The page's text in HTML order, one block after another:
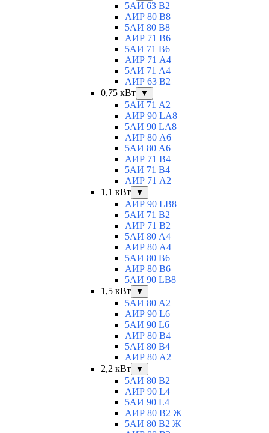
5АИ 63 B2
АИР 80 B8
5АИ 80 В8
АИР 71 В6
5АИ 71 B6
АИР 71 А4
5АИ 71 A4
АИР 63 B2
0,75 кВт
▼
5АИ 71 A2
АИР 90 LA8
5АИ 90 LA8
АИР 80 А6
5АИ 80 A6
АИР 71 В4
5АИ 71 B4
АИР 71 A2
1,1 кВт
▼
АИР 90 LB8
5АИ 71 B2
АИР 71 В2
5АИ 80 A4
АИР 80 А4
5АИ 80 В6
АИР 80 B6
5АИ 90 LB8
1,5 кВт
▼
5АИ 80 A2
АИР 90 L6
5АИ 90 L6
АИР 80 B4
5АИ 80 B4
АИР 80 А2
2,2 кВт
▼
5АИ 80 B2
АИР 90 L4
5АИ 90 L4
АИР 80 В2 Ж
5АИ 80 В2 Ж